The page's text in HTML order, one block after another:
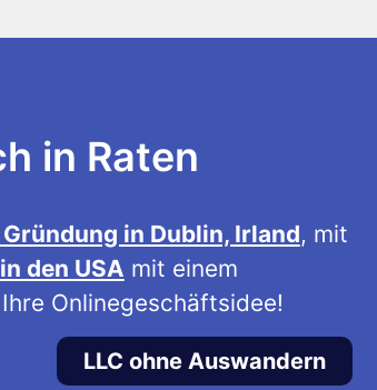
in Raten
Gründung in Dublin, Irland, mit
den USA mit einem
Onlinegeschäftsidee!
LLC ohne Auswandern